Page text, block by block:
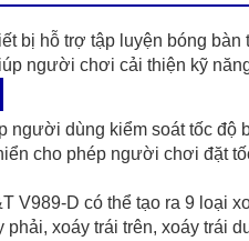
bị hỗ trợ tập luyện bóng
người chơi cải thiện kỹ
người dùng kiểm soát tốc
cho phép người chơi đặt
V989-D có thể tạo ra 9 loại
xoáy trái trên, xoáy trái